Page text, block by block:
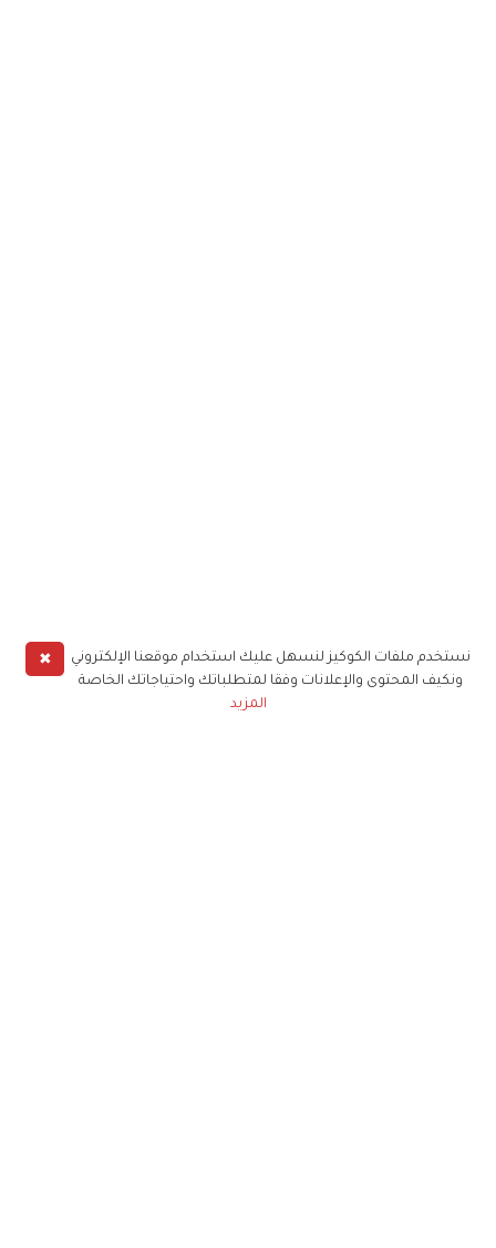
✖
نستخدم ملفات الكوكيز لنسهل عليك استخدام موقعنا الإلكتروني
ونكيف المحتوى والإعلانات وفقا لمتطلباتك واحتياجاتك الخاصة
المزيد